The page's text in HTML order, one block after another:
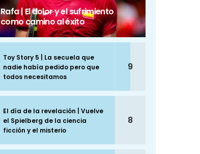
Rafa | El dolor y el sufrimiento
como camino al éxito
Toy Story 5 | La secuela que
nadie había pedido pero que
todos necesitamos
9
El día de la revelación | Vuelve
el Spielberg de la ciencia
ficción y el misterio
8